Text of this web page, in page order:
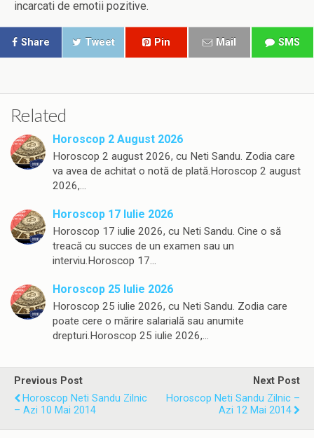
incarcati de emotii pozitive.
Share Tweet Pin Mail SMS
Related
Horoscop 2 August 2026
Horoscop 2 august 2026, cu Neti Sandu. Zodia care
va avea de achitat o notă de plată.Horoscop 2 august
2026,…
Horoscop 17 Iulie 2026
Horoscop 17 iulie 2026, cu Neti Sandu. Cine o să
treacă cu succes de un examen sau un
interviu.Horoscop 17…
Horoscop 25 Iulie 2026
Horoscop 25 iulie 2026, cu Neti Sandu. Zodia care
poate cere o mărire salarială sau anumite
drepturi.Horoscop 25 iulie 2026,…
Previous Post
Horoscop Neti Sandu Zilnic
– Azi 10 Mai 2014
Next Post
Horoscop Neti Sandu Zilnic –
Azi 12 Mai 2014